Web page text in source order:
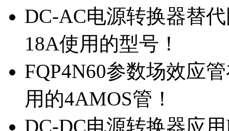
DC-AC电源转换器替
18A使用的型号！
FQP4N60参数场效应
用的4AMOS管！
DC-DC电源转换器应